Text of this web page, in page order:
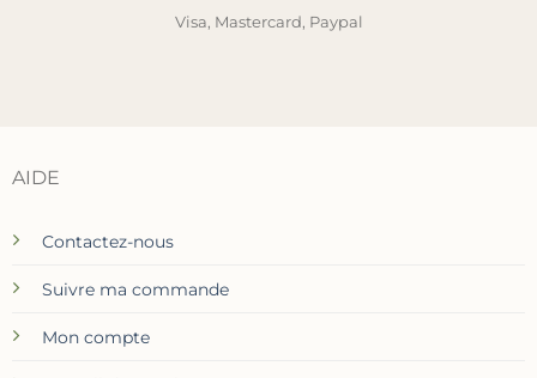
Visa, Mastercard, Paypal
AIDE
Contactez-nous
Suivre ma commande
Mon compte